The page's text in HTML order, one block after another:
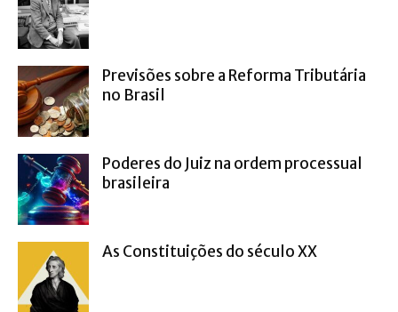
Previsões sobre a Reforma Tributária
no Brasil
Poderes do Juiz na ordem processual
brasileira
As Constituições do século XX